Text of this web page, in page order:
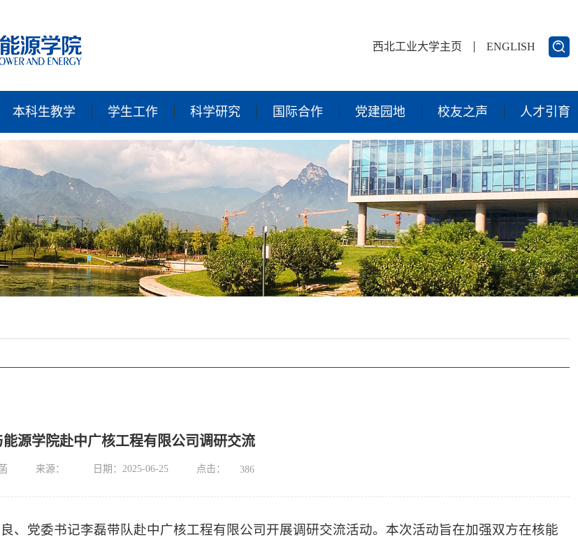
西北工业大学主页 ENGLISH
本科生教学 学生工作 科学研究 国际合作 党建园地 校友之声 人才引育
能源学院赴中广核工程有限公司调研交流
来源： 日期：2025-06-25 点击： 386
、党委书记李磊带队赴中广核工程有限公司开展调研交流活动。本次活动旨在加强双方在核能